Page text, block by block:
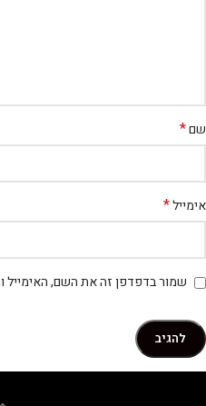
שם*
אימייל*
שמור בדפדפן זה את השם,